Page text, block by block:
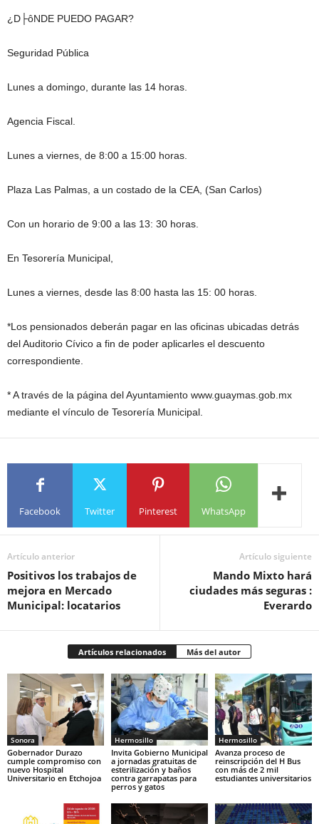
¿D├ôNDE PUEDO PAGAR?
Seguridad Pública
Lunes a domingo, durante las 14 horas.
Agencia Fiscal.
Lunes a viernes, de 8:00 a 15:00 horas.
Plaza Las Palmas, a un costado de la CEA, (San Carlos)
Con un horario de 9:00 a las 13: 30 horas.
En Tesorería Municipal,
Lunes a viernes, desde las 8:00 hasta las 15: 00 horas.
*Los pensionados deberán pagar en las oficinas ubicadas detrás
del Auditorio Cívico a fin de poder aplicarles el descuento
correspondiente.
* A través de la página del Ayuntamiento www.guaymas.gob.mx
mediante el vínculo de Tesorería Municipal.
Facebook Twitter Pinterest WhatsApp
Artículo anterior
Positivos los trabajos de
mejora en Mercado
Municipal: locatarios
Artículo siguiente
Mando Mixto hará
ciudades más seguras :
Everardo
Artículos relacionados Más del autor
Sonora
Gobernador Durazo
cumple compromiso con
nuevo Hospital
Universitario en Etchojoa
Hermosillo
Invita Gobierno Municipal
a jornadas gratuitas de
esterilización y baños
contra garrapatas para
perros y gatos
Hermosillo
Avanza proceso de
reinscripción del H Bus
con más de 2 mil
estudiantes universitarios